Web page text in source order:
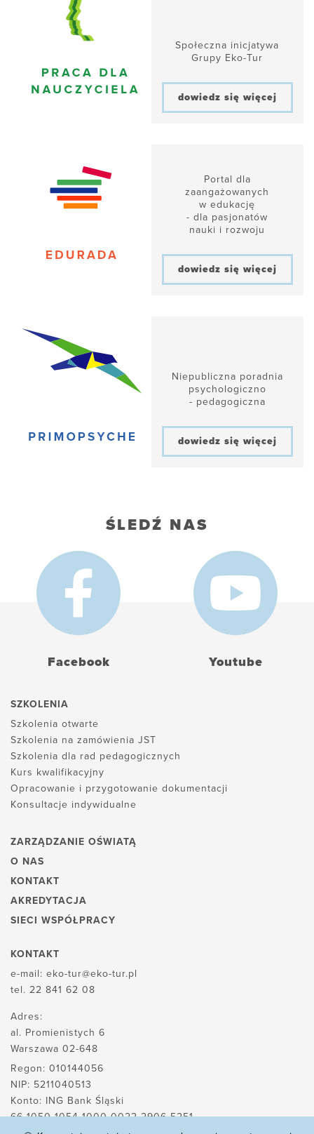
Społeczna inicjatywa
Grupy Eko-Tur
dowiedz się więcej
Portal dla
zaangażowanych
w edukację
- dla pasjonatów
nauki i rozwoju
dowiedz się więcej
Niepubliczna poradnia
psychologiczno
- pedagogiczna
dowiedz się więcej
ŚLEDŹ NAS
Facebook Youtube
SZKOLENIA
Szkolenia otwarte
Szkolenia na zamówienia JST
Szkolenia dla rad pedagogicznych
Kurs kwalifikacyjny
Opracowanie i przygotowanie dokumentacji
Konsultacje indywidualne
ZARZĄDZANIE OŚWIATĄ
O NAS
KONTAKT
AKREDYTACJA
SIECI WSPÓŁPRACY
KONTAKT
e-mail: eko-tur@eko-tur.pl
tel. 22 841 62 08
Adres:
al. Promienistych 6
Warszawa 02-648
Regon: 010144056
NIP: 5211040513
Konto: ING Bank Śląski
66 1050 1054 1000 0022 2906 5251